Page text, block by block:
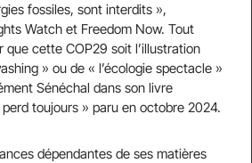
fossiles, sont interdits »,
Watch et Freedom Now. Tout
que cette COP29 soit l’illustration
» ou de « l’écologie spectacle »
Sénéchal dans son livre
perd toujours » paru en octobre 2024.
dépendantes de ses matières